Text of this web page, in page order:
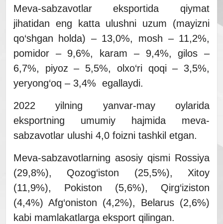
Meva-sabzavotlar eksportida qiymat
jihatidan eng katta ulushni uzum (mayizni
qo‘shgan holda) – 13,0%, mosh – 11,2%,
pomidor – 9,6%, karam – 9,4%, gilos –
6,7%, piyoz – 5,5%, olxo‘ri qoqi – 3,5%,
yeryong‘oq – 3,4% egallaydi.
2022 yilning yanvar-may oylarida
eksportning umumiy hajmida meva-
sabzavotlar ulushi 4,0 foizni tashkil etgan.
Meva-sabzavotlarning asosiy qismi Rossiya
(29,8%), Qozog‘iston (25,5%), Xitoy
(11,9%), Pokiston (5,6%), Qirg‘iziston
(4,4%) Afg‘oniston (4,2%), Belarus (2,6%)
kabi mamlakatlarga eksport qilingan.